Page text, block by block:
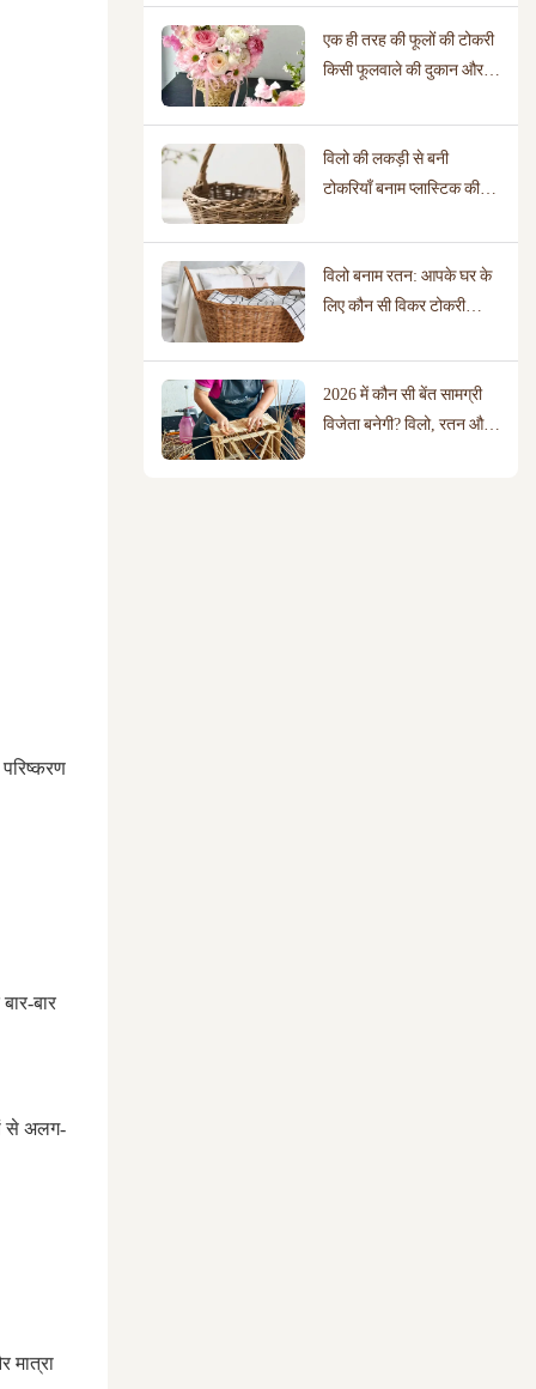
बार
से अलग-
मात्रा
आवश्यकता क्यों होती है?
एक ही तरह की फूलों की टोकरी
किसी फूलवाले की दुकान और
बिल्कुल अलग क्यों दिख सकती
है?
विलो की लकड़ी से बनी
टोकरियाँ बनाम प्लास्टिक की
पर्यावरण के अनुकूल है?
विलो बनाम रतन: आपके घर के
लिए कौन सी विकर टोकरी
2026 में कौन सी बेंत सामग्री
विजेता बनेगी? विलो, रतन और